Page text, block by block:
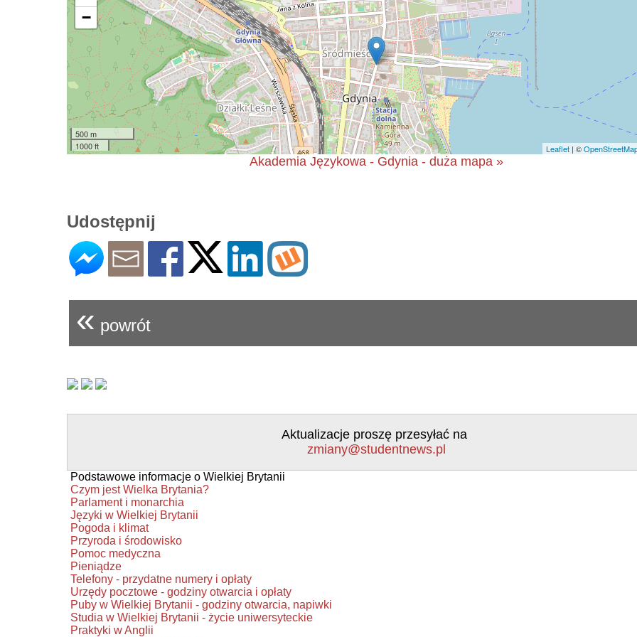
−
500 m
1000 ft
Leaflet | ©
Akademia Językowa - Gdynia - duża mapa »
Udostępnij
« powrót
Aktualizacje proszę przesyłać na
zmiany@studentnews.pl
Podstawowe informacje o Wielkiej Brytanii
Czym jest Wielka Brytania?
Parlament i monarchia
Języki w Wielkiej Brytanii
Pogoda i klimat
Przyroda i środowisko
Pomoc medyczna
Pieniądze
Telefony - przydatne numery i opłaty
Urzędy pocztowe - godziny otwarcia i opłaty
Puby w Wielkiej Brytanii - godziny otwarcia, napiwki
Studia w Wielkiej Brytanii - życie uniwersyteckie
Praktyki w Anglii